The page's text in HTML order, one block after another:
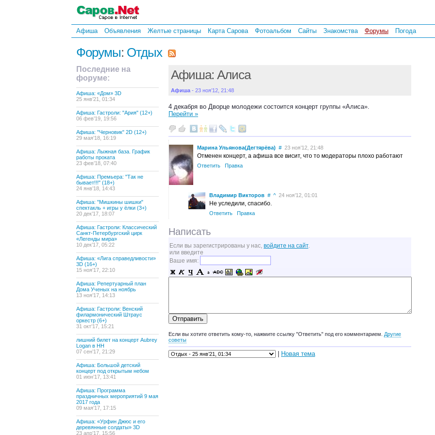
Афиша Объявления Желтые страницы Карта Сарова Фотоальбом Сайты Знакомства Форумы Погода
Форумы: Отдых
Последние на
форуме:
Афиша: «Дом» 3D
25 янв’21, 01:34
Афиша: Гастроли: "Ария" (12+)
06 фев’19, 19:56
Афиша: "Черновик" 2D (12+)
29 мая’18, 16:19
Афиша: Лыжная база. График
работы проката
23 фев’18, 07:40
Афиша: Премьера: "Так не
бывает!!!" (18+)
24 янв’18, 14:43
Афиша: "Мишкины шишки"
спектакль + игры у ёлки (3+)
20 дек’17, 18:07
Афиша: Гастроли: Классический
Санкт-Петербургский цирк
«Легенды мира»
10 дек’17, 05:22
Афиша: «Лига справедливости»
3D (16+)
15 ноя’17, 22:10
Афиша: Репертуарный план
Дома Ученых на ноябрь
13 ноя’17, 14:13
Афиша: Гастроли: Венский
филармонический Штраус
оркестр (6+)
31 окт’17, 15:21
лишний билет на концерт Aubrey
Logan в НН
07 сен’17, 21:29
Афиша: Большой детский
концерт под открытым небом
01 июн’17, 13:41
Афиша: Программа
праздничных мероприятий 9 мая
2017 года
09 мая’17, 17:15
Афиша: «Урфин Джюс и его
деревянные солдаты» 3D
23 апр’17, 15:56
Афиша: Алиса
Афиша - 23 ноя’12, 21:48
4 декабря во Дворце молодежи состоится концерт группы «Алиса».
Перейти »
Марина Ульянова(Дегтярёва) # 23 ноя’12, 21:48
Отменен концерт, а афиша все висит, что то модераторы плохо работают
Ответить Правка
Владимир Викторов # ^ 24 ноя’12, 01:01
Не уследили, спасибо.
Ответить Правка
Написать
Если вы зарегистрированы у нас, войдите на сайт.
или введите
Ваше имя:
Если вы хотите ответить кому-то, нажмите ссылку "Ответить" под его комментарием. Другие
советы
Новая тема